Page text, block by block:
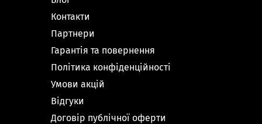
Контакти
Партнери
Гарантія та повернення
Політика конфіденційності
Умови акцій
Відгуки
Договір публічної оферти